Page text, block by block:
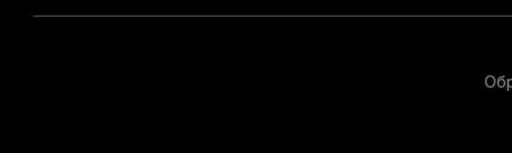
Данный веб-сайт использует cookie-файлы и